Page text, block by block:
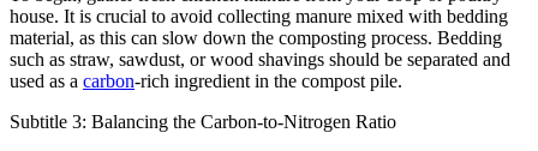
house. It is crucial to avoid collecting manure mixed with bedding
material, as this can slow down the composting process. Bedding
such as straw, sawdust, or wood shavings should be separated and
used as a carbon-rich ingredient in the compost pile.
Subtitle 3: Balancing the Carbon-to-Nitrogen Ratio